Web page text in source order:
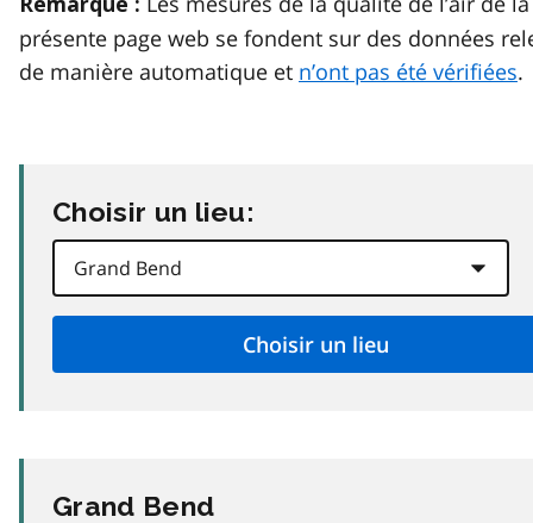
présente page web se fondent sur des données
de manière automatique et n’ont pas été vérifiées.
Choisir un lieu:
Grand Bend